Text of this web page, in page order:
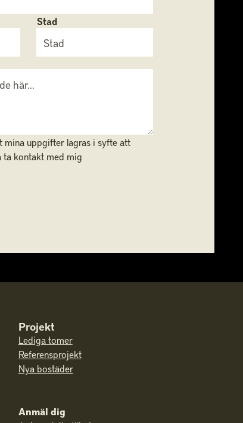
Stad
uppgifter lagras i syfte att
ta kontakt med mig
Projekt
Lediga tomer
Referensprojekt
Nya bostäder
Anmäl dig